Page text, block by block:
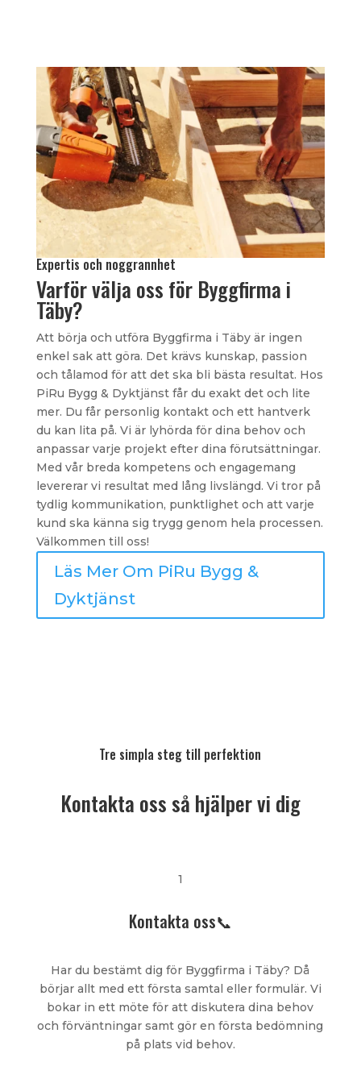
Expertis och noggrannhet
Varför välja oss för Byggfirma i
Täby?
Att börja och utföra Byggfirma i Täby är ingen
enkel sak att göra. Det krävs kunskap, passion
och tålamod för att det ska bli bästa resultat. Hos
PiRu Bygg & Dyktjänst får du exakt det och lite
mer. Du får personlig kontakt och ett hantverk
du kan lita på. Vi är lyhörda för dina behov och
anpassar varje projekt efter dina förutsättningar.
Med vår breda kompetens och engagemang
levererar vi resultat med lång livslängd. Vi tror på
tydlig kommunikation, punktlighet och att varje
kund ska känna sig trygg genom hela processen.
Välkommen till oss!
Läs Mer Om PiRu Bygg &
Dyktjänst
Tre simpla steg till perfektion
Kontakta oss så hjälper vi dig
1
Kontakta oss📞
Har du bestämt dig för Byggfirma i Täby? Då
börjar allt med ett första samtal eller formulär. Vi
bokar in ett möte för att diskutera dina behov
och förväntningar samt gör en första bedömning
på plats vid behov.